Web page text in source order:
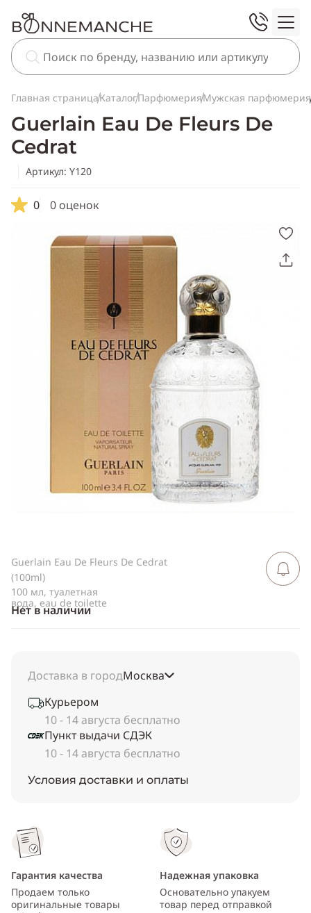
Главная страницаКаталогПарфюмерияМужская парфюмерия
Guerlain Eau De Fleurs De
Cedrat
Артикул: Y120
0 0 оценок
Скопировать
Telegram
WhatsApp
ВКонтакте
Одноклассники
Guerlain Eau De Fleurs De Cedrat
(100ml)
100 мл, туалетная
вода, eau de toilette
Нет в наличии
Сообщить
Доставка в городМосква
Курьером
10 - 14 августа бесплатно
Пункт выдачи СДЭК
10 - 14 августа бесплатно
Условия доставки и оплаты
Гарантия качества
Продаем только
оригинальные товары
Надежная упаковка
Основательно упакуем
товар перед отправкой